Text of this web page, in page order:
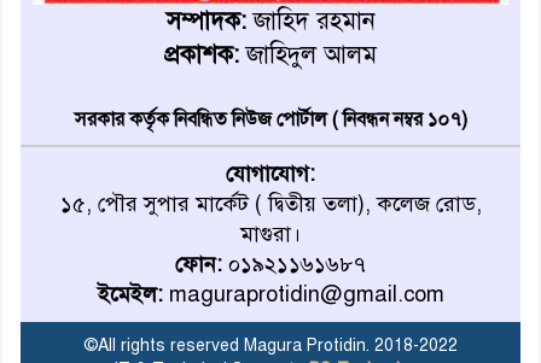
চায়না দোয়ারী জাল জব্দ
এক ব্যক্তির মর্মান্তিক মৃত্যু
দেশজুড়ে পুলিশের রেড এলার্ট
অ্যালামনাইয়ের হাল ধরলেন
আবারও শিপন
সম্পাদক:জাহিদ রহমান
প্রকাশক:জাহিদুল আলম
সরকার কর্তৃক নিবন্ধিত নিউজ পোর্টাল ( নিবন্ধন নম্বর ১০৭)
যোগাযোগ:
১৫, পৌর সুপার মার্কেট ( দ্বিতীয় তলা), কলেজ রোড,
মাগুরা।
ফোন: ০১৯২১১৬১৬৮৭
ইমেইল: maguraprotidin@gmail.com
©All rights reserved Magura Protidin. 2018-2022